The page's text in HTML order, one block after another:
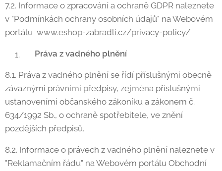
7.2. Informace o zpracování a ochraně GDPR naleznete
v "Podmínkách ochrany osobních údajů" na Webovém
portálu www.eshop-zabradli.cz/privacy-policy/
Práva z vadného plnění
8.1. Práva z vadného plnění se řídí příslušnými obecně
závaznými právními předpisy, zejména příslušnými
ustanoveními občanského zákoníku a zákonem č.
634/1992 Sb., o ochraně spotřebitele, ve znění
pozdějších předpisů.
8.2. Informace o právech z vadného plnění naleznete v
"Reklamačním řádu" na Webovém portálu Obchodní